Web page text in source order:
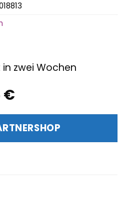
€
€Aktueller
ist:
19,95 €.
zwei Wochen